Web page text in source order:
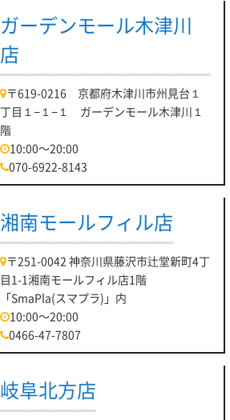
ガーデンモール木津川
店
〒619-0216 京都府木津川市州見台１
丁目１−１−１ ガーデンモール木津川１
階
10:00～20:00
070-6922-8143
湘南モールフィル店
〒251-0042 神奈川県藤沢市辻堂新町4丁
目1-1湘南モールフィル店1階
「SmaPla(スマプラ)」内
10:00～20:00
0466-47-7807
岐阜北方店